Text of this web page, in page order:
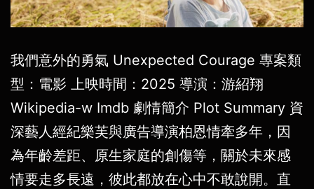
我們意外的勇氣 Unexpected Courage 專案類
型：電影 上映時間：2025 導演：游紹翔
Wikipedia-w Imdb 劇情簡介 Plot Summary 資
深藝人經紀樂芙與廣告導演柏恩情牽多年，因
為年齡差距、原生家庭的創傷等，關於未來感
情要走多長遠，彼此都放在心中不敢說開。直